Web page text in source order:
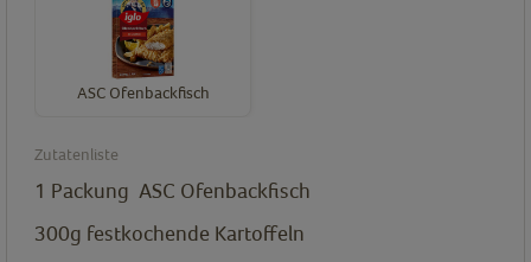
ASC Ofenbackfisch
Zutatenliste
1 Packung ASC Ofenbackfisch
300g festkochende Kartoffeln